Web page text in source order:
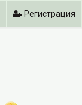
Регистрация